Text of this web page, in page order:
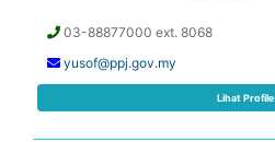
03-88877000 ext. 8068
yusof@ppj.gov.my
Lihat Profile